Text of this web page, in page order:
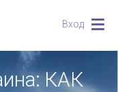
Вход
КАК